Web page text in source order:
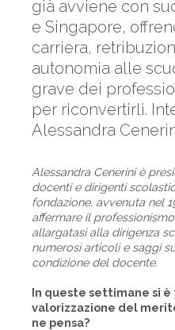
già avviene con
e Singapore,
carriera,
autonomia alle
grave dei
per riconvertirli.
Alessandra
Alessandra Cenerini è
docenti e dirigenti
fondazione, avvenuta nel
affermare il
allargatasi alla dirigenza
numerosi articoli e saggi
condizione del docente.
In queste settimane si
valorizzazione del
ne pensa?